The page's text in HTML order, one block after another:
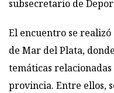
subsecretario de
El encuentro se
de Mar del Plata,
temáticas
provincia. Entre ellos,